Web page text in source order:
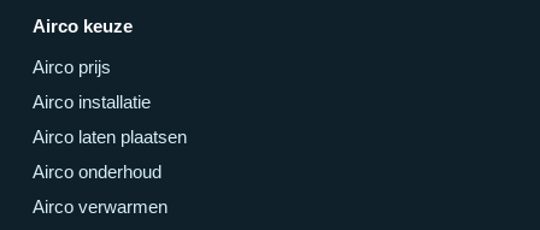
Airco keuze
Airco prijs
Airco installatie
Airco laten plaatsen
Airco onderhoud
Airco verwarmen